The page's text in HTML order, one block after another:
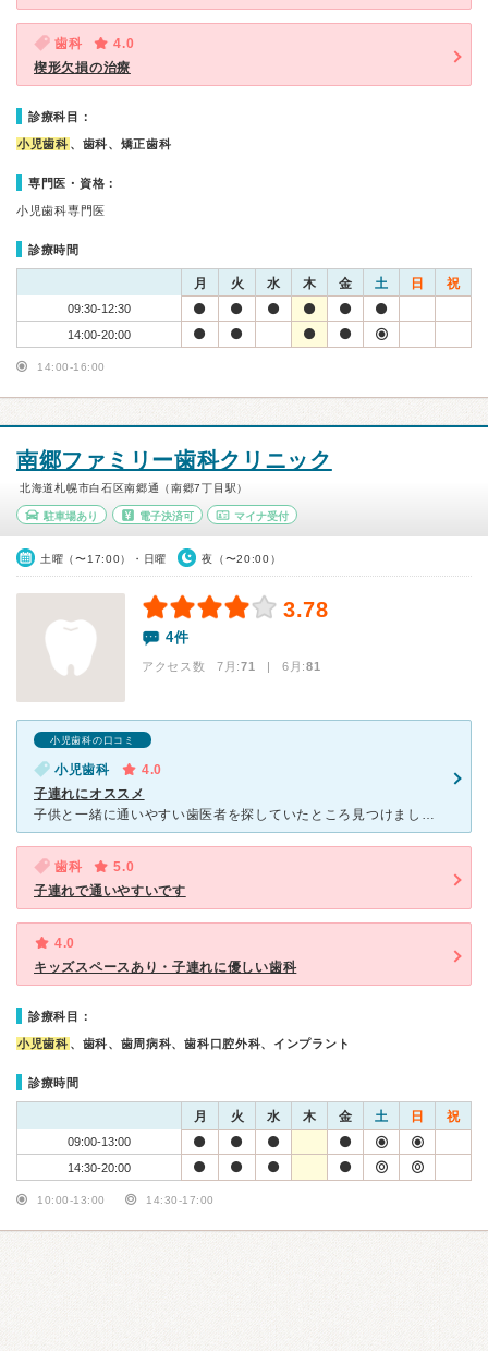
歯科
4.0
楔形欠損の治療
診療科目：
小児歯科 、歯科、矯正歯科
専門医・資格：
小児歯科専門医
診療時間
月 火 水 木 金 土 日 祝
09:30-12:30
14:00-20:00
14:00-16:00
南郷ファミリー歯科クリニック
北海道札幌市白石区南郷通（南郷7丁目駅）
駐車場あり 電子決済可 マイナ受付
土曜（〜17:00）・日曜 夜（〜20:00）
3.78
4件
アクセス数 7月:71 | 6月:81
小児歯科の口コミ
小児歯科
4.0
子連れにオススメ
子供と一緒に通いやすい歯医者を探していたところ見つけました。キッズスペースにはおもちゃがあり喜んでいました。 子供の歯にフッ素をお願いしましたが泣くこともなく終わったので雰囲気が良かったんだと思いま
歯科
5.0
子連れで通いやすいです
4.0
キッズスペースあり・子連れに優しい歯科
診療科目：
小児歯科 、歯科、歯周病科、歯科口腔外科、インプラント
診療時間
月 火 水 木 金 土 日 祝
09:00-13:00
14:30-20:00
10:00-13:00 14:30-17:00